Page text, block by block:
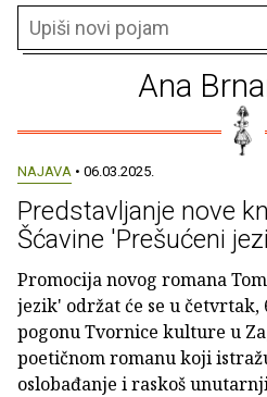
Ana
NAJAVA • 06.03.2025.
Predstavljanje nove
Šćavine 'Prešućeni
Promocija novog romana
jezik' održat će se u četvrtak,
pogonu Tvornice kulture u
poetičnom romanu koji
oslobađanje i raskoš